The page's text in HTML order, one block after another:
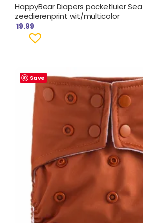
HappyBear Diapers pocketluier
zeedierenprint wit/multicolor
19.99
Save